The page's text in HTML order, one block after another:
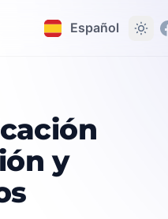
Español
ventilación no domésticos
y